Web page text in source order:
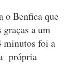
o Benfica que
a um
minutos foi a
própria